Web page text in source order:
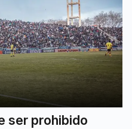
ser prohibido